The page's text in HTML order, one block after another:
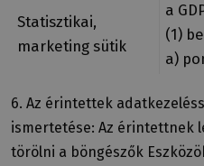
Statisztikai,
marketing sütik
a
(1)
a)
6. Az érintettek
ismertetése: Az érintettnek
törölni a böngészők